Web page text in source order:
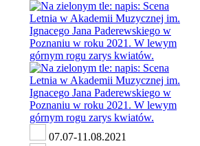
07.07-11.08.2021